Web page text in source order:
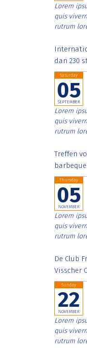
Lorem
quis
rutrum
dan 230
Saturday
05
SEPTEMBER
Lorem
quis
rutrum
Treffen
barbeque
Thursday
05
NOVEMBER
Lorem
quis
rutrum
De Club
Visscher
Sunday
22
NOVEMBER
Lorem
quis
rutrum